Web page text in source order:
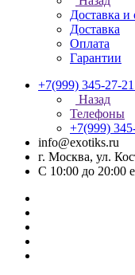
Доставка и
Доставка
Оплата
Гарантии
+7(999) 345-27-21
Назад
Телефоны
+7(999)
info@exotiks.ru
г. Москва, ул.
С 10:00 до 20:00